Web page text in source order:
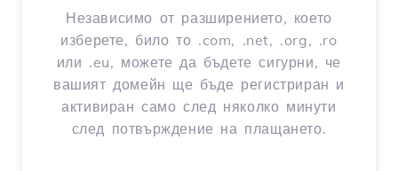
Независимо от разширението, което
изберете, било то .com, .net, .org, .ro
или .eu, можете да бъдете сигурни, че
вашият домейн ще бъде регистриран и
активиран само след няколко минути
след потвърждение на плащането.